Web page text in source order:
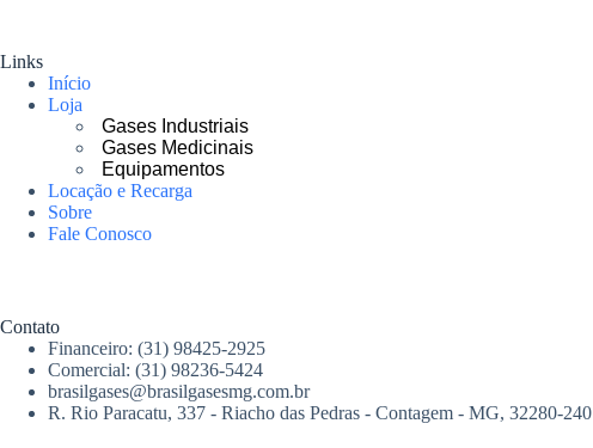
Links
Início
Loja
Gases Industriais
Gases Medicinais
Equipamentos
Locação e Recarga
Sobre
Fale Conosco
n
Contato
Financeiro: (31) 98425-2925
Comercial: (31) 98236-5424
brasilgases@brasilgasesmg.com.br
R. Rio Paracatu, 337 - Riacho das Pedras - Contagem - MG, 32280-240